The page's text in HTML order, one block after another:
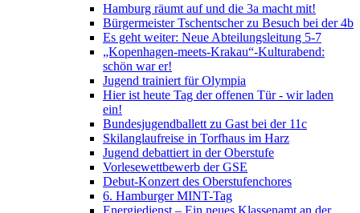
Hamburg räumt auf und die 3a macht mit!
Bürgermeister Tschentscher zu Besuch bei der 4b
Es geht weiter: Neue Abteilungsleitung 5-7
„Kopenhagen-meets-Krakau“-Kulturabend:
schön war er!
Jugend trainiert für Olympia
Hier ist heute Tag der offenen Tür - wir laden
ein!
Bundesjugendballett zu Gast bei der 11c
Skilanglaufreise in Torfhaus im Harz
Jugend debattiert in der Oberstufe
Vorlesewettbewerb der GSE
Debut-Konzert des Oberstufenchores
6. Hamburger MINT-Tag
Energiedienst – Ein neues Klassenamt an der